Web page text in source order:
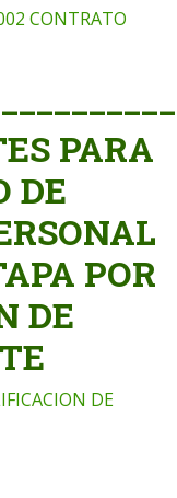
CONTRATO
PARA
DE
POR
DE
DE